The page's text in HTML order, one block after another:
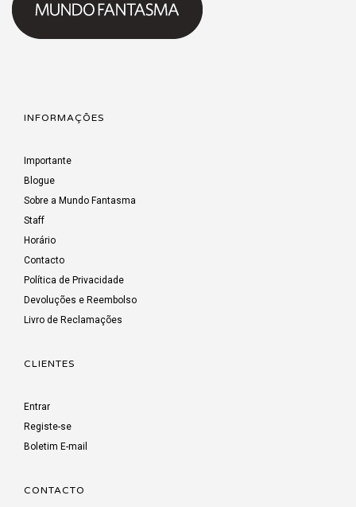
INFORMAÇÕES
Importante
Blogue
Sobre a Mundo Fantasma
Staff
Horário
Contacto
Política de Privacidade
Devoluções e Reembolso
Livro de Reclamações
CLIENTES
Entrar
Registe-se
Boletim E-mail
CONTACTO